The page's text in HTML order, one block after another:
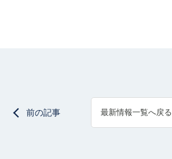
前の記事 最新情報一覧へ戻る